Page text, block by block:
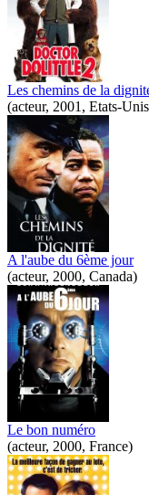
Les chemins de la
(acteur, 2001, Etats-
A l'aube du 6ème jour
(acteur, 2000, Canada)
Le bon numéro
(acteur, 2000, France)